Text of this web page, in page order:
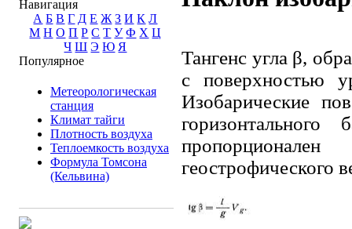
Навигация
А Б В Г Д Е Ж З И К Л
М Н О П Р С Т У Ф Х Ц
Ч Ш Э Ю Я
Популярное
Метеорологическая
станция
Климат тайги
Плотность воздуха
Теплоемкость воздуха
Формула Томсона
(Кельвина)
Тангенс угла β,
с поверхностью
Изобарические
горизонтального
геострофического